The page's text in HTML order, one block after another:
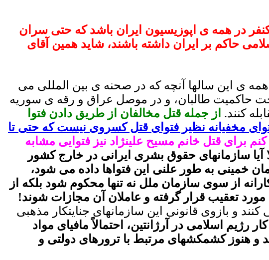
در همه ی اپوزیسیون ایران باشد که حتی سران
حاکم بر ایران داشته باشند، شاید همین آقای
ی این سالها آنچه که در صحنه ی بین المللی می
حاکمیت طالبان، و در موصل عراق و رقه ی سوریه
کنند. از جمله قتل مخالفان از طریق دادن فتوا
مخفیانه نظیر فتوای قتل کسروی نیست که حتی تا
برای قتل خانم مسیح علینژاد نیز فتوایی مشابه
آیا سازمانهای حقوق بشری ایرانی در خارج کشور
خمینی به طور علنی این فتواها داده می شود،
از سوی سازمان ملل نه تنها محکوم شود بلکه از
تعقیب قرار گرفته و عاملان آن مجازات شوند!
و بازوی قانونی این سازمانهای جنایتکار مذهبی
رژیم اسلامی در آرژانتین، احتمالاً مافیای مواد
و هنوز کشمکشهای مرتبط با ترورهای دولتی و